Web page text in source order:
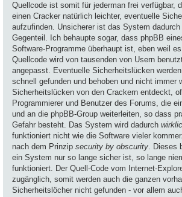
Quellcode ist somit für jederman frei verfügbar,
einen Cracker natürlich leichter, eventuelle
aufzufinden. Unsicherer ist das System
Gegenteil. Ich behaupte sogar, dass phpBB
Software-Programme überhaupt ist, eben weil
Quellcode wird von tausenden von Usern
angepasst. Eventuelle Sicherheitslücken
schnell gefunden und behoben und nicht immer
Sicherheitslücken von den Crackern entdeckt,
Programmierer und Benutzer des Forums, die
und an die phpBB-Group weiterleiten, so dass
Gefahr besteht. Das System wird dadurch
funktioniert nicht wie die Software vieler
nach dem Prinzip security by obscurity. Dieses
ein System nur so lange sicher ist, so lange
funktioniert. Der Quell-Code vom Internet-
zugänglich, somit werden auch die ganzen
Sicherheitslöcher nicht gefunden - vor allem